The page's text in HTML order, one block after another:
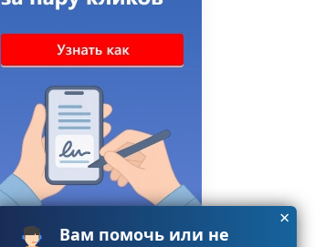
×
Вам помочь или не